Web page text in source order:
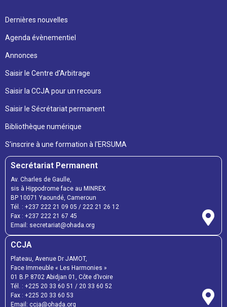
Dernières nouvelles
Agenda évènementiel
Annonces
Saisir le Centre d'Arbitrage
Saisir la CCJA pour un recours
Saisir le Sécrétariat permanent
Bibliothèque numérique
S'inscrire à une formation à l'ERSUMA
Secrétariat Permanent
Av. Charles de Gaulle,
sis à Hippodrome face au MINREX
BP 10071 Yaoundé, Cameroun
Tél. : +237 222 21 09 05 / 222 21 26 12
Fax : +237 222 21 67 45
Email: secretariat@ohada.org
CCJA
Plateau, Avenue Dr JAMOT,
Face Immeuble « Les Harmonies »
01 B.P. 8702 Abidjan 01, Côte d’Ivoire
Tél. : +225 20 33 60 51 / 20 33 60 52
Fax : +225 20 33 60 53
Email: ccja@ohada.org